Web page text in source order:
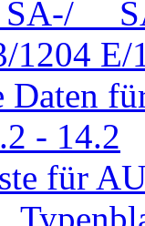
SA-/
1204 E/
Daten
- 14.2
für